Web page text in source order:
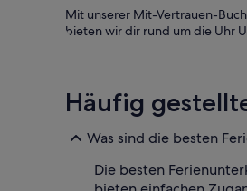
Mit unserer Mit-Vertrauen-
bieten wir dir rund um die Uhr
Häufig
Was sind die besten
Die besten